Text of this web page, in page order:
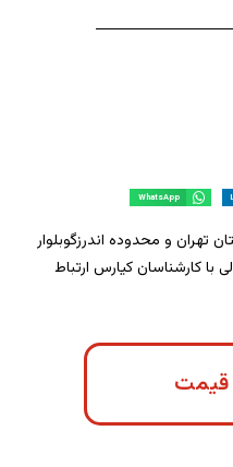
WhatsApp
تهران و محدوده اندرزگوبلوار
با کارشناسان کیارس ارتباط
قیمت